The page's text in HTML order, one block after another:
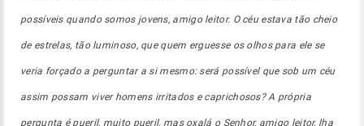
possíveis quando somos jovens, amigo leitor. O céu estava tão cheio
de estrelas, tão luminoso, que quem erguesse os olhos para ele se
veria forçado a perguntar a si mesmo: será possível que sob um céu
assim possam viver homens irritados e caprichosos? A própria
pergunta é pueril, muito pueril, mas oxalá o Senhor, amigo leitor, lha